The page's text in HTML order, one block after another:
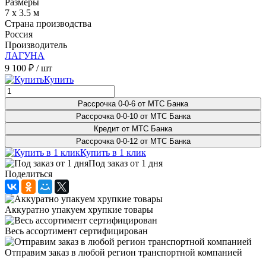
7 x 3.5 м
Страна производства
Россия
Производитель
ЛАГУНА
9 100 ₽ / шт
Купить
Рассрочка 0-0-6 от МТС Банка
Рассрочка 0-0-10 от МТС Банка
Кредит от МТС Банка
Рассрочка 0-0-12 от МТС Банка
Купить в 1 клик
Под заказ от 1 дня
Поделиться
Аккуратно упакуем хрупкие товары
Весь ассортимент сертифицирован
Отправим заказ в любой регион транспортной компанией